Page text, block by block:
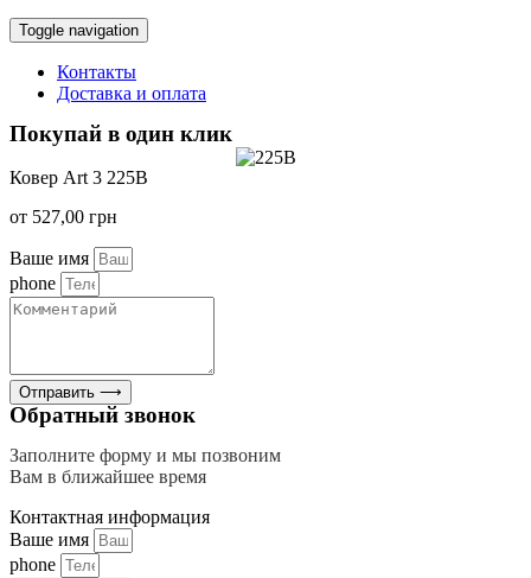
Toggle navigation
Контакты
Доставка и оплата
Покупай в один клик
Ковер Art 3 225B
от 527,00 грн
Ваше имя
phone
Отправить ⟶
Обратный звонок
Заполните форму и мы позвоним
Вам в ближайшее время
Контактная информация
Ваше имя
phone